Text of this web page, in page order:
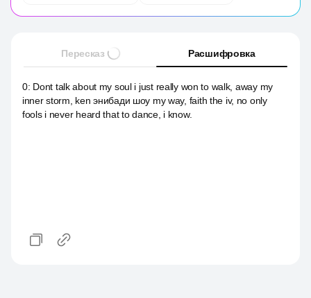
Пересказ Расшифровка
0: Dont talk about my soul i just really won to walk, away my
inner storm, ken энибади шоу my way, faith the iv, no only
fools i never heard that to dance, i know.